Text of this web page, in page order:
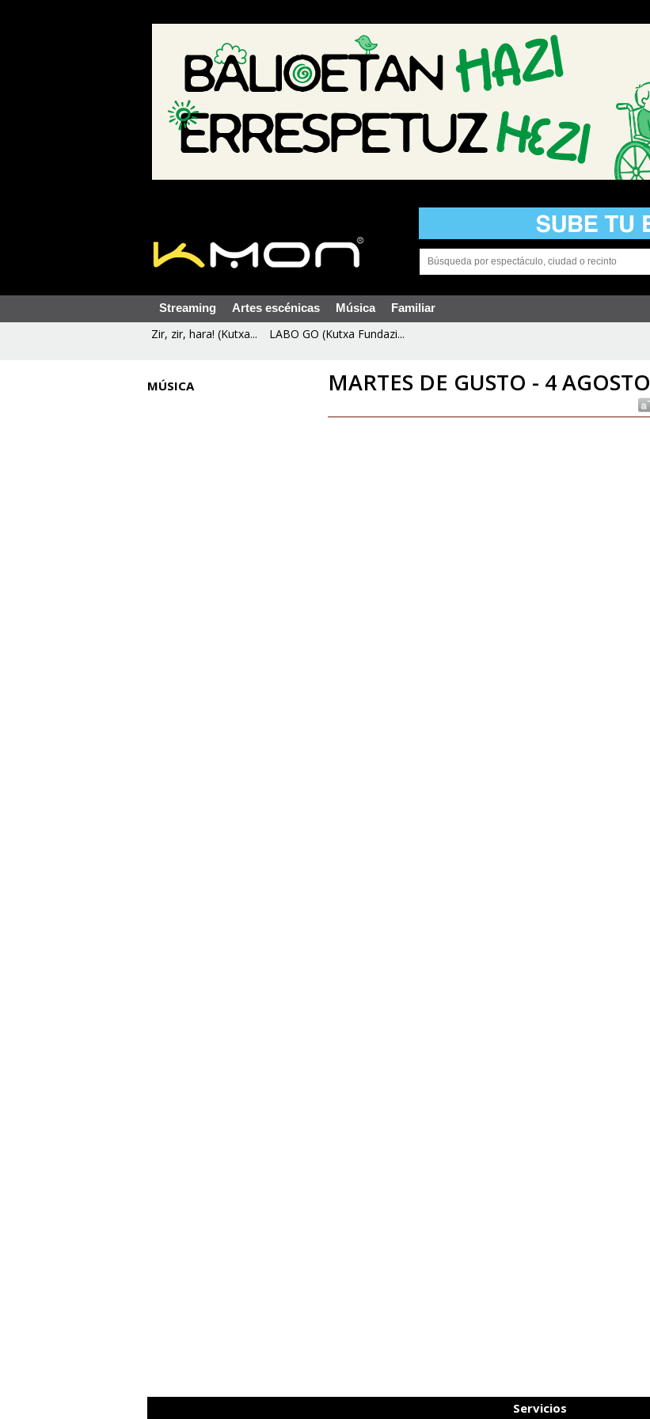
Streaming Artes escénicas Música Familiar
Zir, zir, hara! (Kutxa... LABO GO (Kutxa Fundazi...
MÚSICA MARTES DE GUSTO - 4 AGOSTO
Servicios